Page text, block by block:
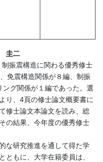
圭二
振震構造に関わる優秀修士
免震構造関係が８編、制振
グ関係が１編であった。選
り、4頁の修士論文概要書に
修士論文本論文を読み、総
の結果、今年度の優秀修士
な研究推進を通して得た学
ともに、大学在籍委員は、